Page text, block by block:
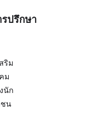
ปรึกษา
ริม
ม
นัก
ชน